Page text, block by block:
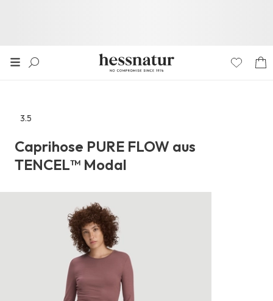
Zu
Reviews
3.5
Caprihose PURE FLOW aus
TENCEL™ Modal